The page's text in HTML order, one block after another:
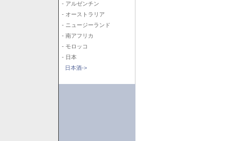
- アルゼンチン
- オーストラリア
- ニュージーランド
- 南アフリカ
- モロッコ
- 日本
日本酒->